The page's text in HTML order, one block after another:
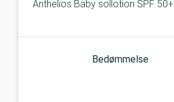
Anthelios Baby sollotion SPF 50+
Bedømmelse